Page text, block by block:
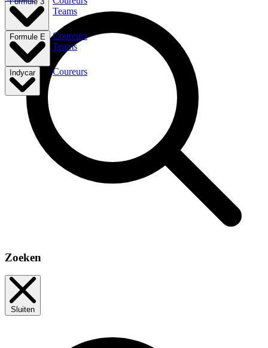
Teams
Formule E
Coureurs
Teams
Indycar Coureurs
Zoeken
Sluiten